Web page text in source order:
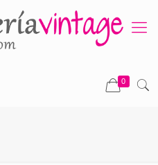
0